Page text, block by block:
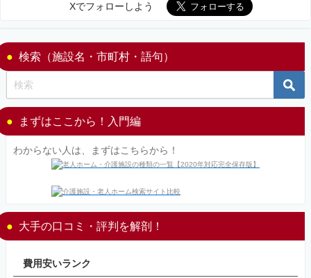
Xでフォローしよう
検索（施設名・市町村・語句）
まずはここから！入門編
わからない人は、まずはこちらから！
大手の口コミ・評判を解剖！
費用安いランク